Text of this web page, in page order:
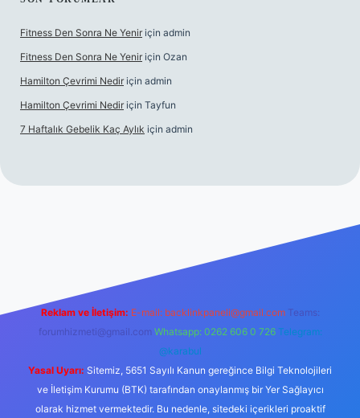
Fitness Den Sonra Ne Yenir için admin
Fitness Den Sonra Ne Yenir için Ozan
Hamilton Çevrimi Nedir için admin
Hamilton Çevrimi Nedir için Tayfun
7 Haftalık Gebelik Kaç Aylık için admin
Reklam ve İletişim: E-mail: backlinkpaneli@gmail.com Teams:
forumhizmeti@gmail.com Whatsapp: 0262 606 0 726 Telegram:
@karabul
Yasal Uyarı: Sitemiz, 5651 Sayılı Kanun gereğince Bilgi Teknolojileri
ve İletişim Kurumu (BTK) tarafından onaylanmış bir Yer Sağlayıcı
olarak hizmet vermektedir. Bu nedenle, sitedeki içerikleri proaktif